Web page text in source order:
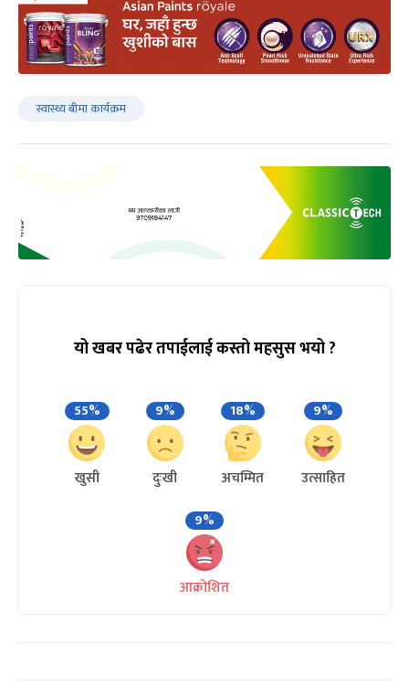
स्वास्थ्य बीमा कार्यक्रम
यो खबर पढेर तपाईलाई कस्तो महसुस भयो ?
55%
खुसी
9%
दुःखी
18%
अचम्मित
9%
उत्साहित
9%
आक्रोशित